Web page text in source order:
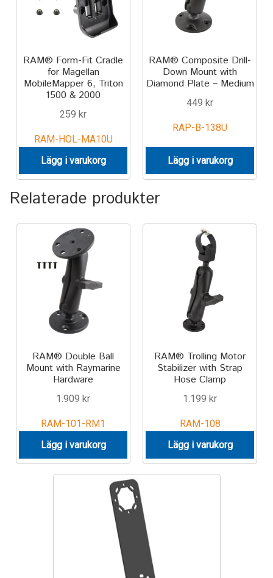
Bicycle
Dirt Bike
Forklift
Kayak
Lift Truck
FORDONSTYP
Motorcycle
Off-road Vehicle
Power Boat
Scooter
UTV
Vehicle Type
Stand-Up Paddleboard
RAM® Form-Fit Cradle
for Magellan
MobileMapper 6, Triton
1500 & 2000
259 kr
RAM-HOL-MA10U
Lägg i varukorg
RAM® Composite Drill-
Down Mount with
Diamond Plate – Medium
449 kr
RAP-B-138U
Lägg i varukorg
Relaterade produkter
RAM® Double Ball
Mount with Raymarine
Hardware
1.909 kr
RAM-101-RM1
Lägg i varukorg
RAM® Trolling Motor
Stabilizer with Strap
Hose Clamp
1.199 kr
RAM-108
Lägg i varukorg